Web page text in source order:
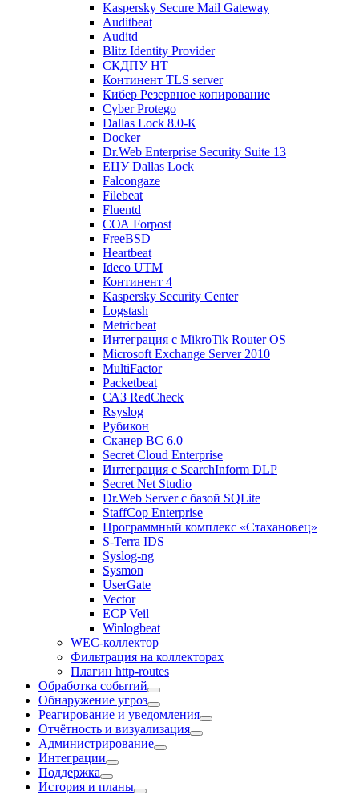
Kaspersky Secure Mail Gateway
Auditbeat
Auditd
Blitz Identity Provider
СКДПУ НТ
Континент TLS server
Кибер Резервное копирование
Cyber Protego
Dallas Lock 8.0-К
Docker
Dr.Web Enterprise Security Suite 13
ЕЦУ Dallas Lock
Falcongaze
Filebeat
Fluentd
СОА Forpost
FreeBSD
Heartbeat
Ideco UTM
Континент 4
Kaspersky Security Center
Logstash
Metricbeat
Интеграция с MikroTik Router OS
Microsoft Exchange Server 2010
MultiFactor
Packetbeat
САЗ RedCheck
Rsyslog
Рубикон
Сканер ВС 6.0
Secret Cloud Enterprise
Интеграция с SearchInform DLP
Secret Net Studio
Dr.Web Server с базой SQLite
StaffCop Enterprise
Программный комплекс «Стахановец»
S-Terra IDS
Syslog-ng
Sysmon
UserGate
Vector
ECP Veil
Winlogbeat
WEC-коллектор
Фильтрация на коллекторах
Плагин http-routes
Обработка событий
Обнаружение угроз
Реагирование и уведомления
Отчётность и визуализация
Администрирование
Интеграции
Поддержка
История и планы